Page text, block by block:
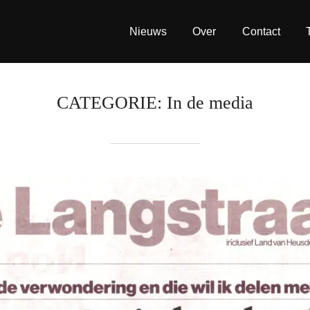
Nieuws Over Contact
CATEGORIE: In de media